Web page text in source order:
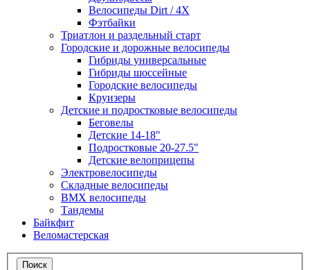
Велосипеды Dirt / 4X
Фэтбайки
Триатлон и раздельный старт
Городские и дорожные велосипеды
Гибриды универсальные
Гибриды шоссейные
Городские велосипеды
Круизеры
Детские и подростковые велосипеды
Беговелы
Детские 14-18"
Подростковые 20-27.5"
Детские велоприцепы
Электровелосипеды
Складные велосипеды
BMX велосипеды
Тандемы
Байкфит
Веломастерская